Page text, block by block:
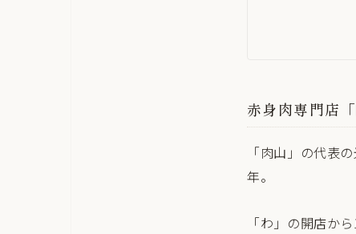
赤身肉専門店
「肉山」の代表
年。
「わ」の開店か